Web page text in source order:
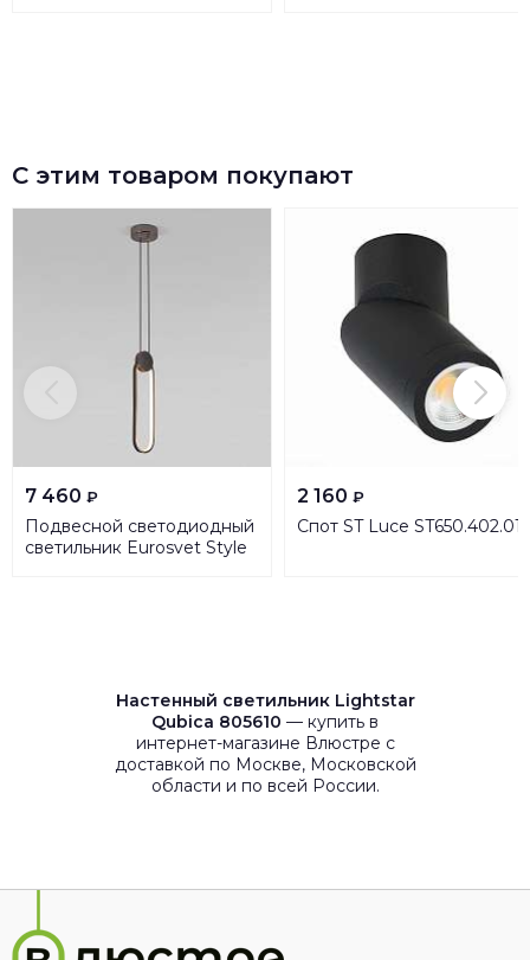
С этим товаром покупают
7 460 ₽
Подвесной светодиодный
светильник Eurosvet Style
2 160 ₽
Спот ST Luce ST650.402.01
Настенный светильник Lightstar
Qubica 805610 — купить в
интернет-магазине Влюстре с
доставкой по Москве, Московской
области и по всей России.